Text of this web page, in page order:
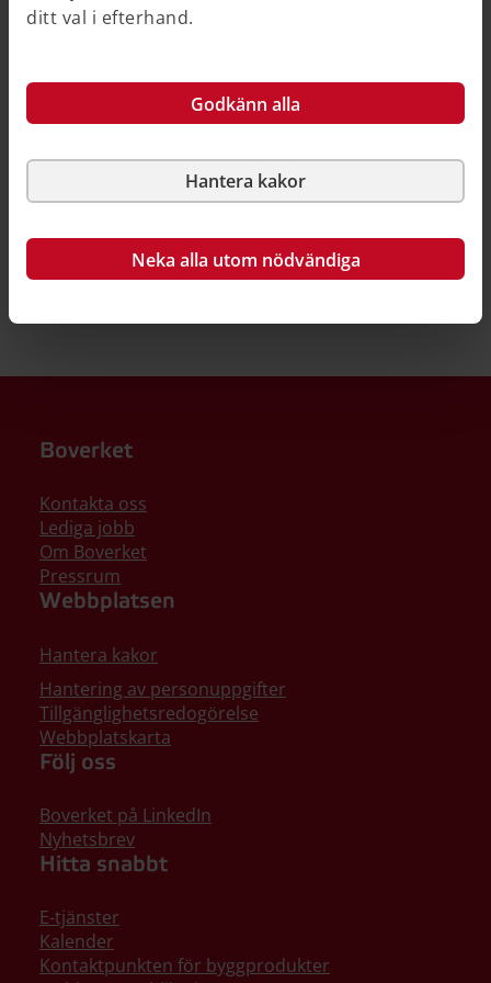
ditt val i efterhand.
Godkänn alla
Hantera kakor
Neka alla utom nödvändiga
Så här kan du källhänvisa till denna sida
Boverket
Kontakta oss
Lediga jobb
Om Boverket
Pressrum
Webbplatsen
Hantera kakor
Hantering av personuppgifter
Tillgänglighetsredogörelse
Webbplatskarta
Följ oss
Boverket på LinkedIn
Nyhetsbrev
Hitta snabbt
E-tjänster
Kalender
Kontaktpunkten för byggprodukter